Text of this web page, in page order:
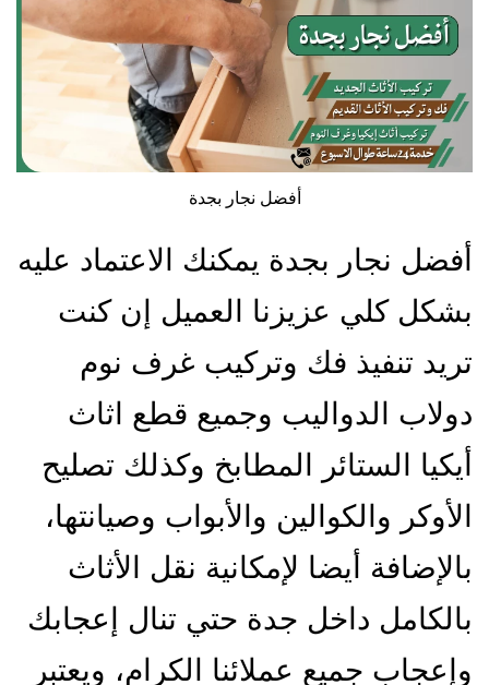
أفضل نجار بجدة
أفضل نجار بجدة يمكنك الاعتماد عليه
بشكل كلي عزيزنا العميل إن كنت
تريد تنفيذ فك وتركيب غرف نوم
دولاب الدواليب وجميع قطع اثاث
أيكيا الستائر المطابخ وكذلك تصليح
الأوكر والكوالين والأبواب وصيانتها،
بالإضافة أيضا لإمكانية نقل الأثاث
بالكامل داخل جدة حتي تنال إعجابك
وإعجاب جميع عملائنا الكرام، ويعتبر